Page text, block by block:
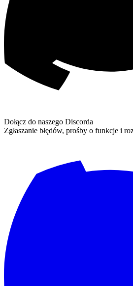
Dołącz do naszego Discorda
Zgłaszanie błędów, prośby o funkcje i